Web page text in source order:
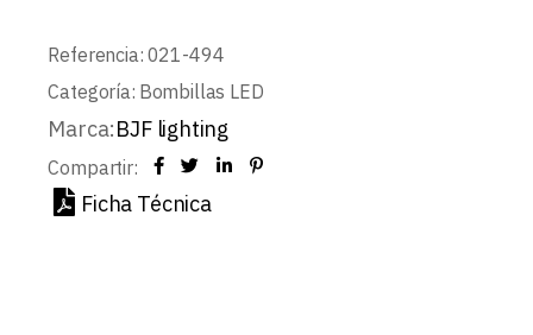
Referencia: 021-494
Categoría: Bombillas LED
Marca:BJF lighting
Compartir:
Ficha Técnica